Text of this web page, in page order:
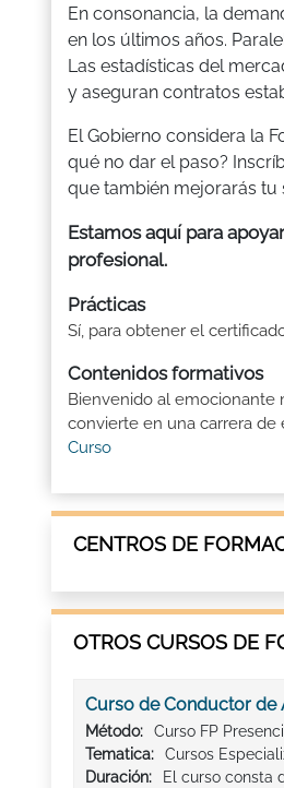
En consonancia, la
en los últimos años.
Las estadísticas del
y aseguran contratos
El Gobierno considera la
qué no dar el paso?
que también mejorarás tu
Estamos aquí para
profesional.
Prácticas
Sí, para obtener el
Contenidos formativos
Bienvenido al emocionante
convierte en una carrera de
Curso
CENTROS DE
OTROS CURSOS DE
Curso de Conductor de
Método:
Curso FP
Tematica:
Cursos
Duración:
El curso consta